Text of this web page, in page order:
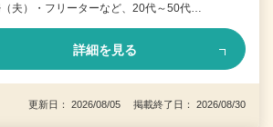
夫）・フリーターなど、20代～50代…
詳細を見る
更新日： 2026/08/05 掲載終了日： 2026/08/30